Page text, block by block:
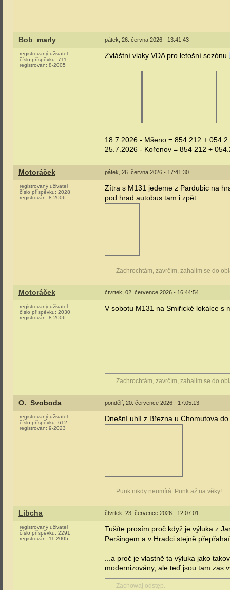
Bob_marly pátek, 26. června 2026 - 13:41:43
registrovaný uživatel
číslo příspěvku: 711
registrován: 8-2005
Zvláštní vlaky VDA pro letošní sezónu
18.7.2026 - Mšeno = 854 212 +
25.7.2026 - Kořenov = 854 212 +
Motoráček pátek, 26. června 2026 - 17:41:30
registrovaný uživatel
číslo příspěvku: 2028
registrován: 8-2006
Zítra s M131 jedeme z Pardubic na
pod hrad autobus tam i zpět.
Zachrochtám, zavrčím, zahalím se do
Motoráček čtvrtek, 02. července 2026 - 16:44:54
registrovaný uživatel
číslo příspěvku: 2030
registrován: 8-2006
V sobotu M131 na Smiřické lokálce s
Zachrochtám, zavrčím, zahalím se do
O._Svoboda pondělí, 20. července 2026 - 17:05:13
registrovaný uživatel
číslo příspěvku: 612
registrován: 9-2023
Dnešní uhlí z Března u Chomutova
Punk nikdy neumírá. Punk až na věky!
Libcha čtvrtek, 23. července 2026 - 12:07:01
registrovaný uživatel
číslo příspěvku: 2291
registrován: 11-2005
Tušíte prosím proč když je výluka z
Peršingem a v Hradci stejně
...a proč je vlastně ta výluka jako
modernizovány, ale teď jsou tam zas
Zachowaj odstęp.